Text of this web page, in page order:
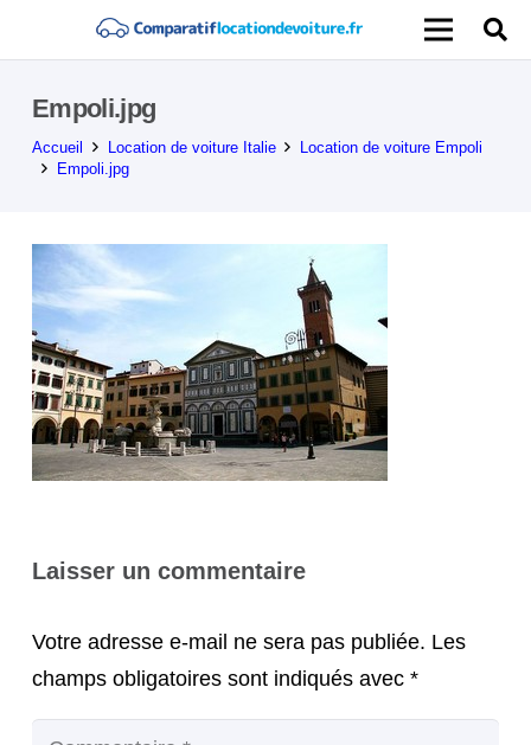
Empoli.jpg
Accueil Location de voiture Italie
Location de voiture Empoli
Empoli.jpg
Laisser un commentaire
Votre adresse e-mail ne sera pas publiée. Les
champs obligatoires sont indiqués avec *